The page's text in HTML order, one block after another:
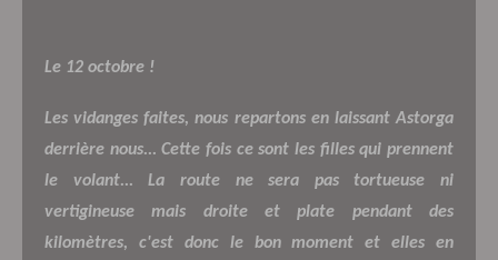
Le 12 octobre !
Les vidanges faites, nous repartons en laissant Astorga
derrière nous... Cette fois ce sont les filles qui prennent
le volant... La route ne sera pas tortueuse ni
vertigineuse mais droite et plate pendant des
kilomètres, c'est donc le bon moment et elles en